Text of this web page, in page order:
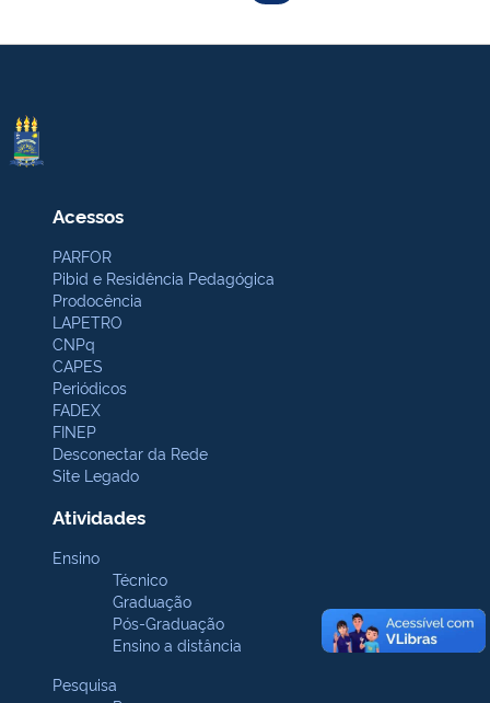
Acessos
PARFOR
Pibid e Residência Pedagógica
Prodocência
LAPETRO
CNPq
CAPES
Periódicos
FADEX
FINEP
Desconectar da Rede
Site Legado
Atividades
Ensino
Técnico
Graduação
Pós-Graduação
Ensino a distância
Pesquisa